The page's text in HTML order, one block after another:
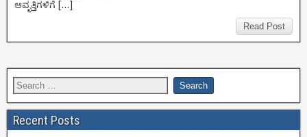
ಆವೃತ್ತಿಗಳಿಗೆ […]
Read Post
Recent Posts